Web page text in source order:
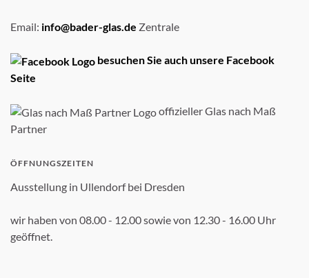
Email: info@bader-glas.de Zentrale
besuchen Sie auch unsere Facebook
Seite
offizieller Glas nach Maß
Partner
ÖFFNUNGSZEITEN
Ausstellung in Ullendorf bei Dresden
wir haben von 08.00 - 12.00 sowie von 12.30 - 16.00 Uhr
geöffnet.